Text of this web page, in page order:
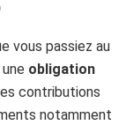
vous passiez au
obligation
contributions
notamment